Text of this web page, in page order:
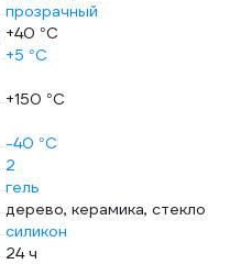
прозрачный
+40 °С
+5 °С
+150 °С
-40 °С
2
гель
дерево, керамика, стекло
силикон
24 ч